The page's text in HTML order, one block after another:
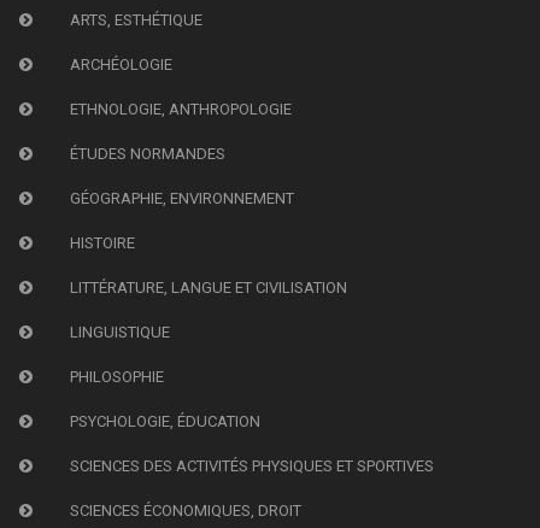
ARTS, ESTHÉTIQUE
ARCHÉOLOGIE
ETHNOLOGIE, ANTHROPOLOGIE
ÉTUDES NORMANDES
GÉOGRAPHIE, ENVIRONNEMENT
HISTOIRE
LITTÉRATURE, LANGUE ET CIVILISATION
LINGUISTIQUE
PHILOSOPHIE
PSYCHOLOGIE, ÉDUCATION
SCIENCES DES ACTIVITÉS PHYSIQUES ET SPORTIVES
SCIENCES ÉCONOMIQUES, DROIT